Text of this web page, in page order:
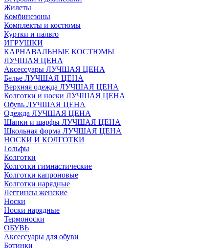
Жилеты
Комбинезоны
Комплекты и костюмы
Куртки и пальто
ИГРУШКИ
КАРНАВАЛЬНЫЕ КОСТЮМЫ
ЛУЧШАЯ ЦЕНА
Аксессуары ЛУЧШАЯ ЦЕНА
Белье ЛУЧШАЯ ЦЕНА
Верхняя одежда ЛУЧШАЯ ЦЕНА
Колготки и носки ЛУЧШАЯ ЦЕНА
Обувь ЛУЧШАЯ ЦЕНА
Одежда ЛУЧШАЯ ЦЕНА
Шапки и шарфы ЛУЧШАЯ ЦЕНА
Школьная форма ЛУЧШАЯ ЦЕНА
НОСКИ И КОЛГОТКИ
Гольфы
Колготки
Колготки гимнастические
Колготки капроновые
Колготки нарядные
Леггинсы женские
Носки
Носки нарядные
Термоноски
ОБУВЬ
Аксессуары для обуви
Ботинки